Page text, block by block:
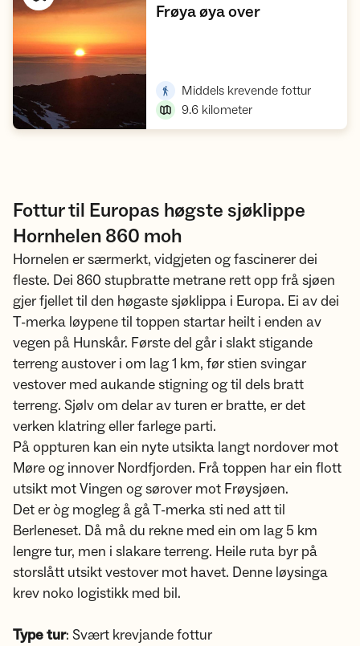
Frøya øya over,
Middels krevende fottur,
9.6 kilometer
Fottur til Europas høgste sjøklippe
Hornhelen 860 moh
Hornelen er særmerkt, vidgjeten og fascinerer dei
fleste. Dei 860 stupbratte metrane rett opp frå sjøen
gjer fjellet til den høgaste sjøklippa i Europa. Ei av dei
T-merka løypene til toppen startar heilt i enden av
vegen på Hunskår. Første del går i slakt stigande
terreng austover i om lag 1 km, før stien svingar
vestover med aukande stigning og til dels bratt
terreng. Sjølv om delar av turen er bratte, er det
verken klatring eller farlege parti.
På oppturen kan ein nyte utsikta langt nordover mot
Møre og innover Nordfjorden. Frå toppen har ein flott
utsikt mot Vingen og sørover mot Frøysjøen.
Det er òg mogleg å gå T-merka sti ned att til
Berleneset. Då må du rekne med ein om lag 5 km
lengre tur, men i slakare terreng. Heile ruta byr på
storslått utsikt vestover mot havet. Denne løysinga
krev noko logistikk med bil.
Type tur: Svært krevjande fottur